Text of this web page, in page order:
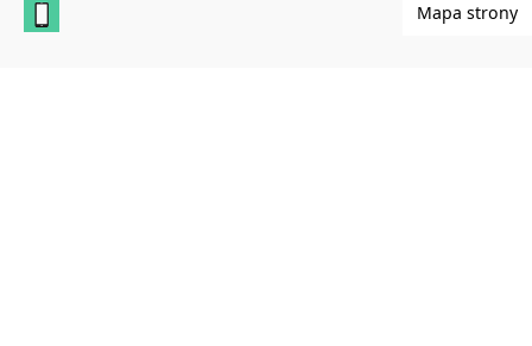
Mapa strony